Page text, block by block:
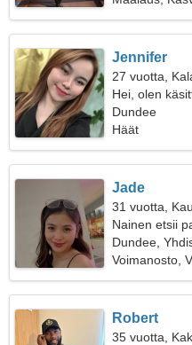
Jennifer
27 vuotta,
Hei, olen
Dundee
Häät
Jade
31 vuotta,
Nainen etsii
Dundee,
Voimanosto,
Robert
35 vuotta,